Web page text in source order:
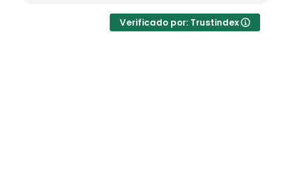
Verificado por: Trustindex